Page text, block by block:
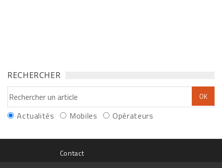
RECHERCHER
Actualités Mobiles Opérateurs
Contact